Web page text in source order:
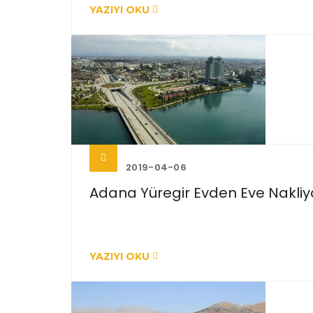
YAZIYI OKU
2019-04-06
Adana Yüregir Evden Eve
YAZIYI OKU